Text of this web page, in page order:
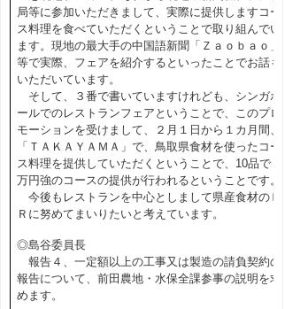
局等に参加いただきまして、実際に提供しますコー
ス料理を食べていただくということで取り組んでい
ます。現地の最大手の中国語新聞「Ｚａｏｂａｏ」
等で実際、フェアを紹介するといったことでお話も
いただいています。
そして、３番で書いていますけれども、シンガポ
ールでのレストランフェアということで、このプロ
モーションを受けまして、２月１日から１カ月間、
「ＴＡＫＡＹＡＭＡ」で、鳥取県食材を使ったコー
ス料理を提供していただくということで、10品で２
万円強のコースの提供が行われるということです。
今後もレストランを中心としまして県産食材のＰ
Ｒに努めてまいりたいと考えています。
◎島谷委員長
報告４、一定額以上の工事又は製造の請負契約の
報告について、前田農地・水保全課参事の説明を求
めます。